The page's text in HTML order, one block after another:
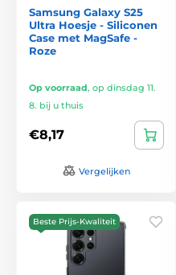
Samsung Galaxy S25
Ultra Hoesje - Siliconen
Case met MagSafe -
Roze
Op voorraad, op dinsdag 11.
8. bij u thuis
€8,17
Vergelijken
Beste Prijs-Kwaliteit